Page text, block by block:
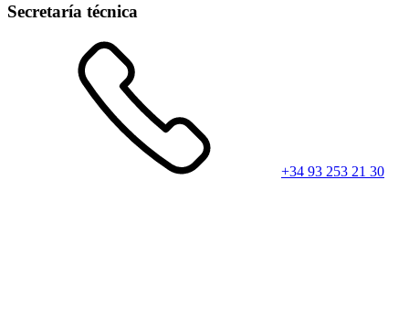
Secretaría técnica
+34 93 253 21 30